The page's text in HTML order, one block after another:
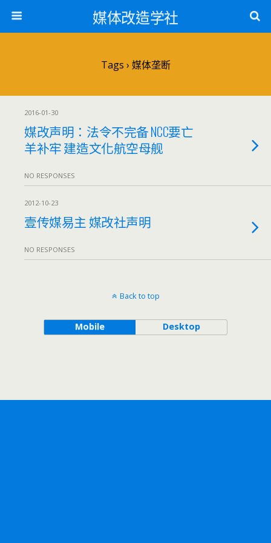
媒体改造学社
Tags › 媒体垄断
2016-01-30
媒改声明：法令不完备 NCC要亡
羊补牢 建造文化航空母舰
NO RESPONSES
2012-10-23
壹传媒易主 媒改社声明
NO RESPONSES
Back to top
Mobile Desktop